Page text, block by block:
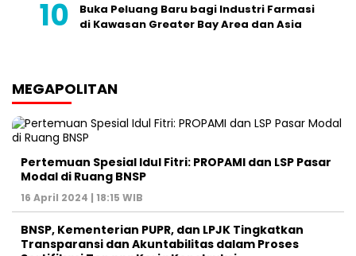
Buka Peluang Baru bagi Industri Farmasi
di Kawasan Greater Bay Area dan Asia
MEGAPOLITAN
Pertemuan Spesial Idul Fitri: PROPAMI dan LSP Pasar
Modal di Ruang BNSP
16 April 2024 | 18:15 WIB
BNSP, Kementerian PUPR, dan LPJK Tingkatkan
Transparansi dan Akuntabilitas dalam Proses